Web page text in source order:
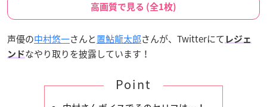
高画質で見る (全1枚)
声優の中村悠一さんと置鮎龍太郎さんが、Twitterにて レジェ
ンドなやり取りを披露しています！
Point